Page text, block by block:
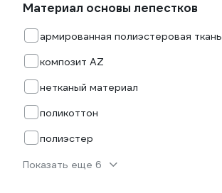
Материал основы лепестков
армированная полиэстеровая ткань
композит AZ
нетканый материал
поликоттон
полиэстер
Показать еще 6